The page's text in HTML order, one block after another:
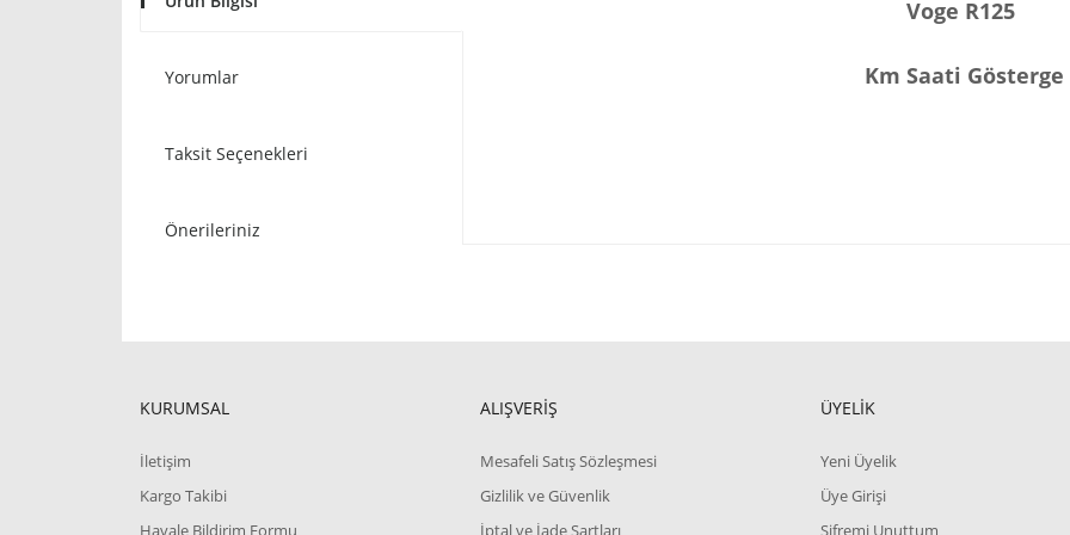
Yorumlar
Taksit Seçenekleri
Önerileriniz
Voge R125
Km Saati Gösterge
KURUMSAL
İletişim
Kargo Takibi
Havale Bildirim Formu
ALIŞVERİŞ
Mesafeli Satış Sözleşmesi
Gizlilik ve Güvenlik
İptal ve İade Şartları
ÜYELİK
Yeni Üyelik
Üye Girişi
Şifremi Unuttum